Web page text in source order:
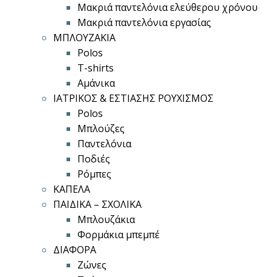
Μακριά παντελόνια ελεύθερου χρόνου
Μακριά παντελόνια εργασίας
ΜΠΛΟΥΖΑΚΙΑ
Polos
T-shirts
Αμάνικα
ΙΑΤΡΙΚΟΣ & ΕΣΤΙΑΣΗΣ ΡΟΥΧΙΣΜΟΣ
Polos
Μπλούζες
Παντελόνια
Ποδιές
Ρόμπες
ΚΑΠΕΛΑ
ΠΑΙΔΙΚΑ – ΣΧΟΛΙΚΑ
Μπλουζάκια
Φορμάκια μπεμπέ
ΔΙΑΦΟΡΑ
Ζώνες